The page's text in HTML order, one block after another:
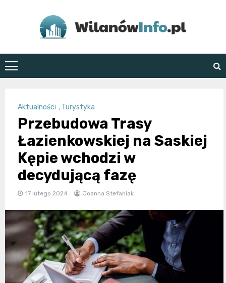
WilanówInfo.pl
Aktualności , Turystyka
Przebudowa Trasy
Łazienkowskiej na Saskiej
Kępie wchodzi w
decydującą fazę
17 lutego 2024 Joanna Stefaniak